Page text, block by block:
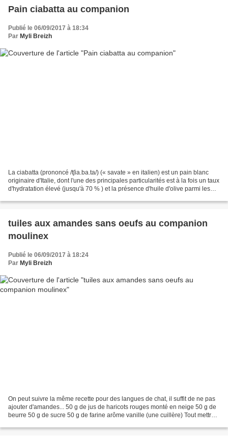
Pain ciabatta au companion
Publié le 06/09/2017 à 18:34
Par Myli Breizh
La ciabatta (prononcé /tʃia.ba.ta/) (« savate » en italien) est un pain blanc
originaire d'Italie, dont l'une des principales particularités est à la fois un taux
d'hydratation élevé (jusqu'à 70 % ) et la présence d'huile d'olive parmi les
tuiles aux amandes sans oeufs au companion
moulinex
Publié le 06/09/2017 à 18:24
Par Myli Breizh
On peut suivre la même recette pour des langues de chat, il suffit de ne pas
ajouter d'amandes... 50 g de jus de haricots rouges monté en neige 50 g de
beurre 50 g de sucre 50 g de farine arôme vanille (une cuillère) Tout mettre